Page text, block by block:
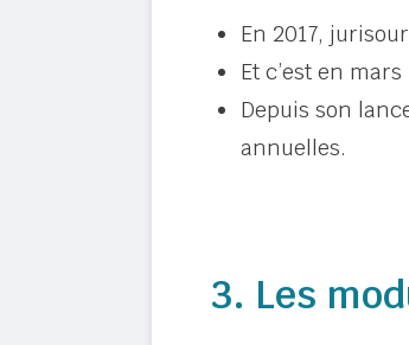
En 2017,
Et c’est en
Depuis son
annuelles.
3. Les